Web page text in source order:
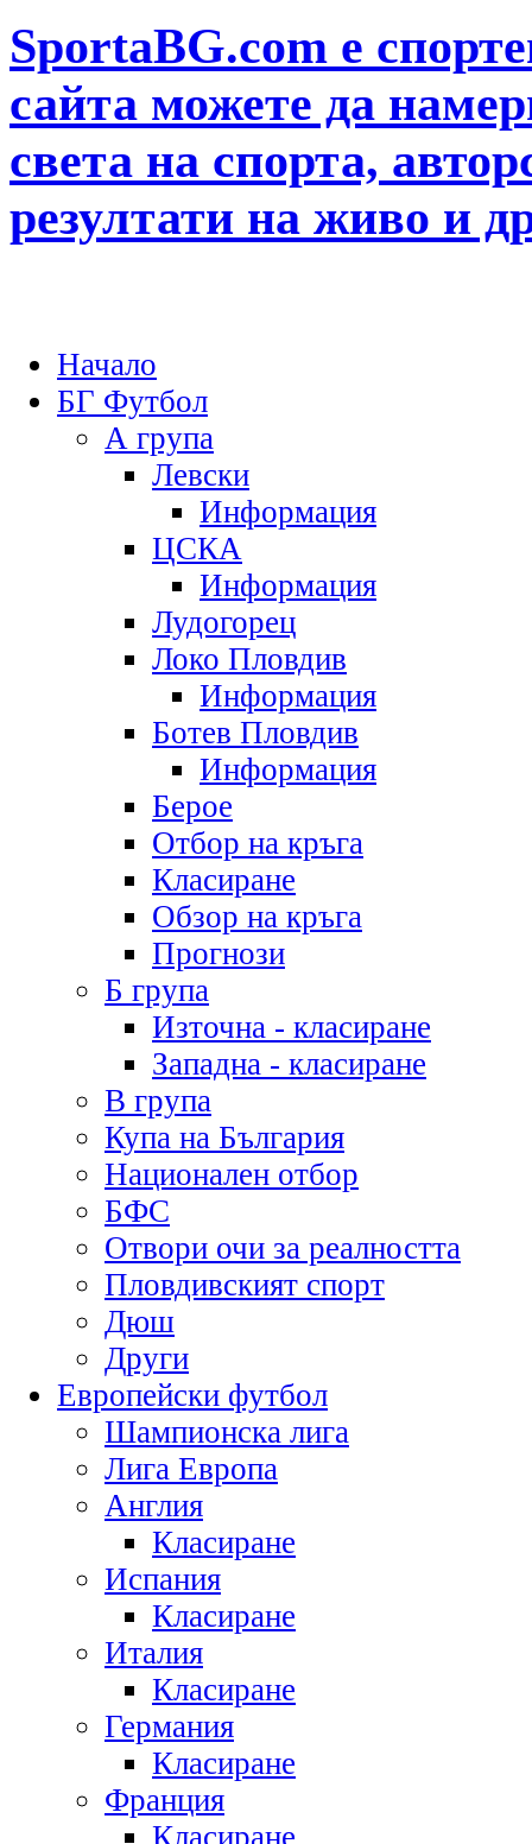
SportaBG.com е
сайта можете да
света на спорта,
резултати на живо и
Начало
БГ Футбол
А група
Левски
Информация
ЦСКА
Информация
Лудогорец
Локо Пловдив
Информация
Ботев Пловдив
Информация
Берое
Отбор на кръга
Класиране
Обзор на кръга
Прогнози
Б група
Източна - класиране
Западна - класиране
В група
Купа на България
Национален отбор
БФС
Отвори очи за реалността
Пловдивският спорт
Дюш
Други
Европейски футбол
Шампионска лига
Лига Европа
Англия
Класиране
Испания
Класиране
Италия
Класиране
Германия
Класиране
Франция